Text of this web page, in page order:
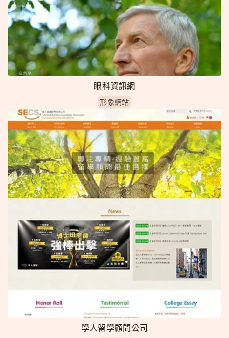
眼科資訊網
形象網站
學人留學顧問公司